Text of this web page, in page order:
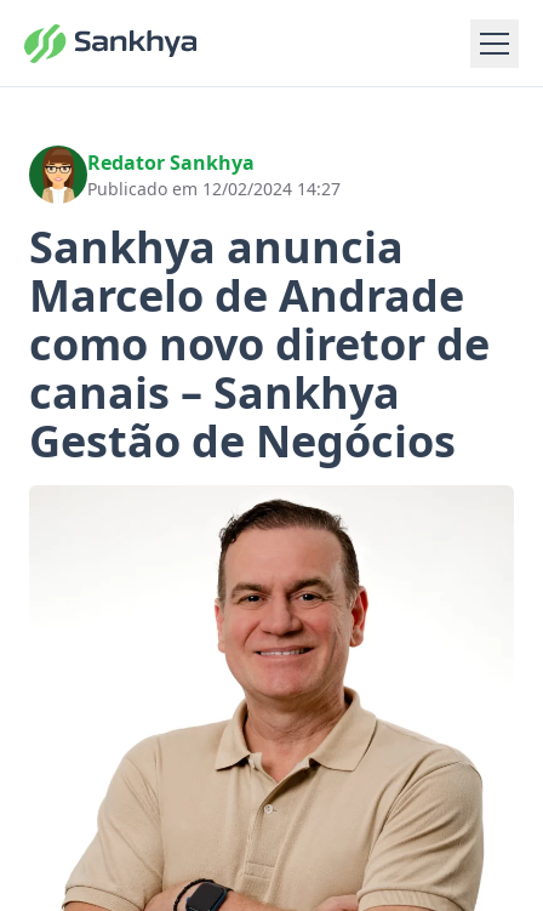
Redator Sankhya
Publicado em 12/02/2024 14:27
Sankhya anuncia
Marcelo de Andrade
como novo diretor de
canais – Sankhya
Gestão de Negócios